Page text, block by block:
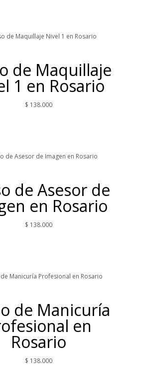
de Maquillaje
1 en Rosario
$ 138.000
de Asesor de
en Rosario
$ 138.000
de Manicuría
en
Rosario
$ 138.000